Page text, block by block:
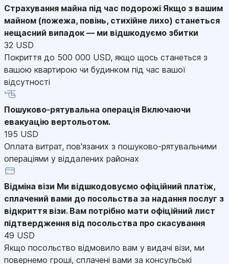
Страхування майна під час подорожі Якщо з вашим
майном (пожежа, повінь, стихійне лихо) станеться
нещасний випадок — ми відшкодуємо збитки
32 USD
Покриття до 500 000 USD, якщо щось станеться з
вашою квартирою чи будинком під час вашої
відсутності
Пошуково-рятувальна операція Включаючи
евакуацію вертольотом.
195 USD
Оплата витрат, пов'язаних з пошуково-рятувальними
операціями у віддалених районах
Відміна візи Ми відшкодовуємо офіційний платіж,
сплачений вами до посольства за надання послуг з
відкриття візи. Вам потрібно мати офіційний лист
підтвердження від посольства про скасування
49 USD
Якщо посольство відмовило вам у видачі візи, ми
повернемо гроші, сплачені вами за консульські